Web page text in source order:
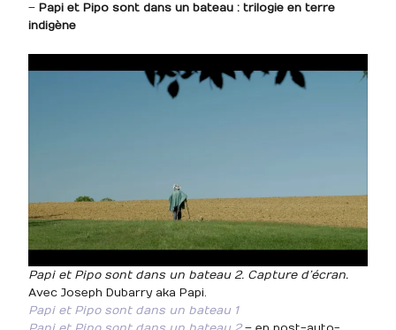
– Papi et Pipo sont dans un bateau : trilogie en terre
indigène
Papi et Pipo sont dans un bateau 2. Capture d’écran.
Avec Joseph Dubarry aka Papi.
Papi et Pipo sont dans un bateau 1